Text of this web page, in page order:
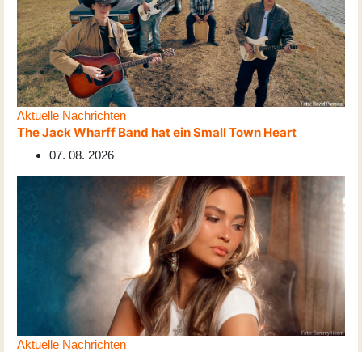
Aktuelle Nachrichten
The Jack Wharff Band hat ein Small Town Heart
07. 08. 2026
Aktuelle Nachrichten